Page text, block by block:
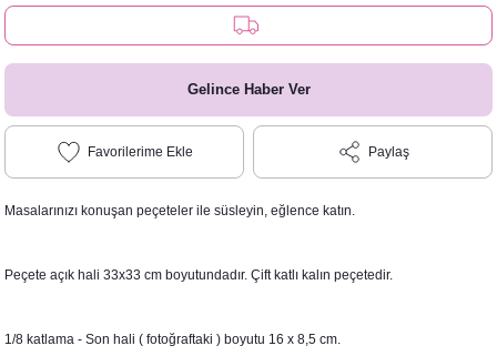
Gelince Haber Ver
Paylaş
Masalarınızı konuşan peçeteler ile süsleyin, eğlence katın.
Peçete açık hali 33x33 cm boyutundadır. Çift katlı kalın peçetedir.
1/8 katlama - Son hali ( fotoğraftaki ) boyutu 16 x 8,5 cm.